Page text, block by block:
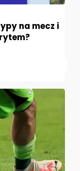
na mecz i